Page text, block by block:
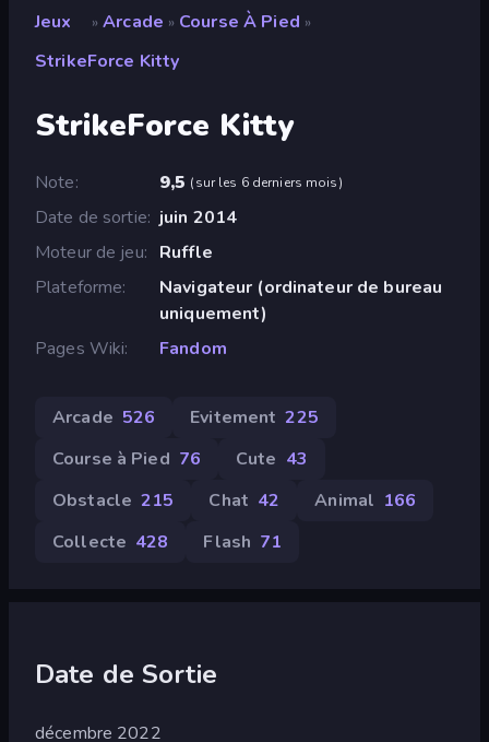
Jeux » Arcade » Course À Pied »
StrikeForce Kitty
StrikeForce Kitty
Note 9,5 (sur les 6 derniers mois)
Date de sortie juin 2014
Moteur de jeu
Ruffle
Plateforme
Navigateur (ordinateur de bureau
uniquement)
Pages Wiki
Fandom
Arcade 526 Evitement 225
Course à Pied 76 Cute 43
Obstacle 215 Chat 42 Animal 166
Collecte 428 Flash 71
Date de Sortie
décembre 2022